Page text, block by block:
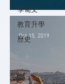
學葡文
教育升學
歷史
Oct 15, 2019